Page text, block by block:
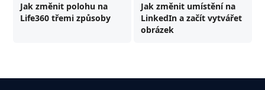
Jak změnit polohu na
Life360 třemi způsoby
Jak změnit umístění na
LinkedIn a začít vytvářet
obrázek